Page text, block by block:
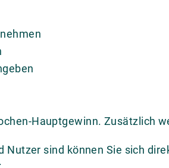
Hauptgewinn. Zusätzlich
Nutzer sind können Sie sich